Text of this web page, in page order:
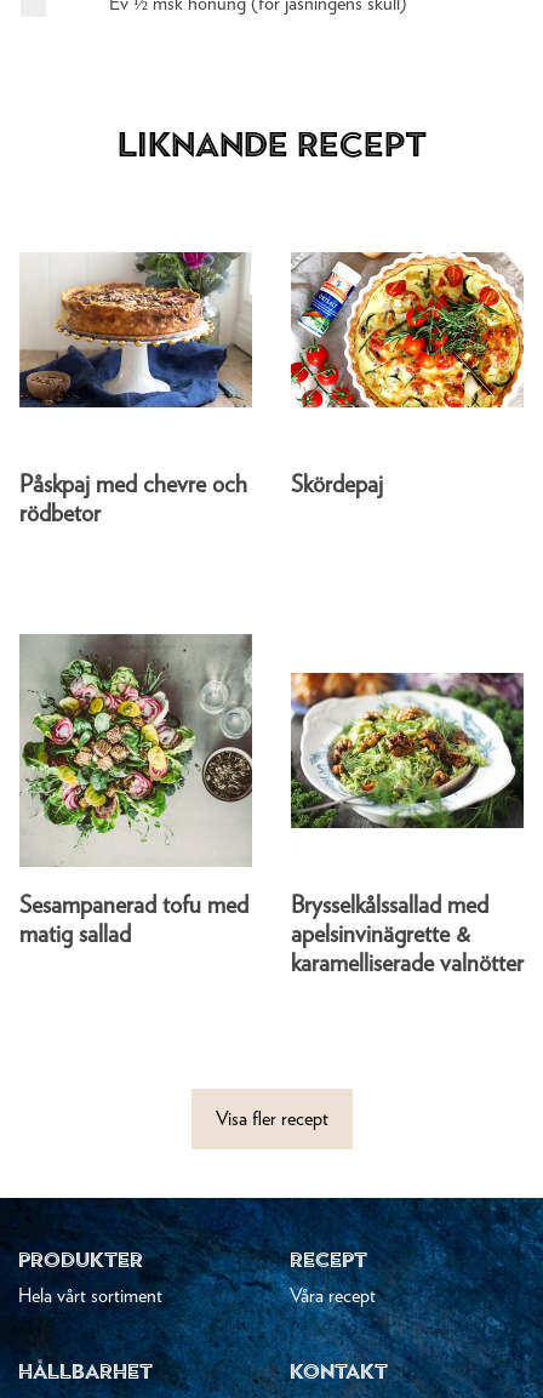
Liknande recept
Påskpaj med chevre och
rödbetor
Skördepaj
Sesampanerad tofu med
matig sallad
Brysselkålssallad med
apelsinvinägrette &
karamelliserade valnötter
Visa fler recept
PRODUKTER
Hela vårt sortiment
RECEPT
Våra recept
HÅLLBARHET KONTAKT